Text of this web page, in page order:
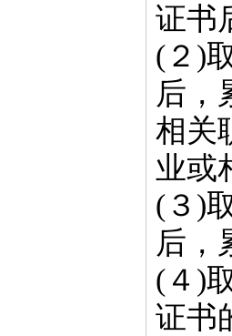
证书
(２)
后，
相关
业或
(３)
后，
(４)
证书